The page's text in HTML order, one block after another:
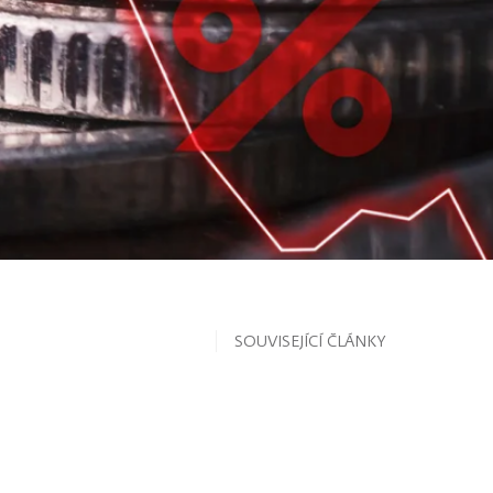
SOUVISEJÍCÍ ČLÁNKY